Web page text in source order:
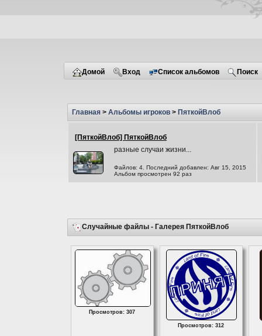
Домой Вход Список альбомов Поиск
Главная > Альбомы игроков > ПяткойВлоб
[ПяткойВлоб] ПяткойВлоб
разные случаи жизни...
Файлов: 4. Последний добавлен: Авг 15, 2015
Альбом просмотрен 92 раз
Случайные файлы - Галерея ПяткойВлоб
Просмотров: 307
Просмотров: 312